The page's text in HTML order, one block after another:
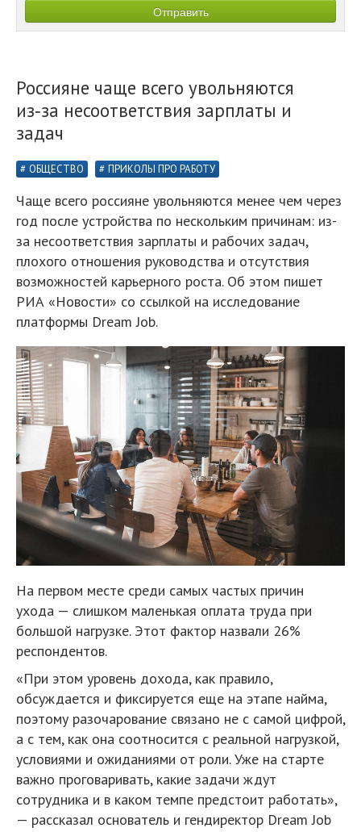
Россияне чаще всего увольняются
из‑за несоответствия зарплаты и
задач
ОБЩЕСТВО ПРИКОЛЫ ПРО РАБОТУ
Чаще всего россияне увольняются менее чем через
год после устройства по нескольким причинам: из-
за несоответствия зарплаты и рабочих задач,
плохого отношения руководства и отсутствия
возможностей карьерного роста. Об этом пишет
РИА «Новости» со ссылкой на исследование
платформы Dream Job.
На первом месте среди самых частых причин
ухода — слишком маленькая оплата труда при
большой нагрузке. Этот фактор назвали 26%
респондентов.
«При этом уровень дохода, как правило,
обсуждается и фиксируется еще на этапе найма,
поэтому разочарование связано не с самой цифрой,
а с тем, как она соотносится с реальной нагрузкой,
условиями и ожиданиями от роли. Уже на старте
важно проговаривать, какие задачи ждут
сотрудника и в каком темпе предстоит работать»,
— рассказал основатель и гендиректор Dream Job